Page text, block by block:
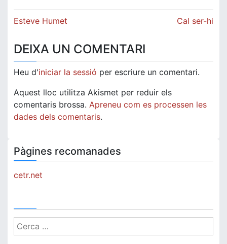
Navegació
Esteve Humet Cal ser-hi
DEIXA UN COMENTARI
Heu d'iniciar la sessió per escriure un comentari.
Aquest lloc utilitza Akismet per reduir els
comentaris brossa. Apreneu com es processen les
dades dels comentaris.
Pàgines recomanades
cetr.net
Cerca: